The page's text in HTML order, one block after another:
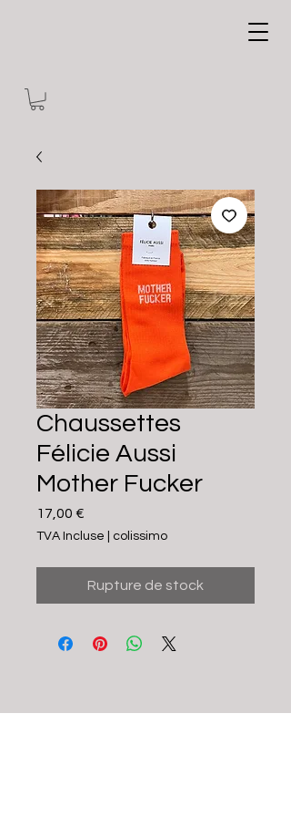
Chaussettes
Félicie Aussi
Mother Fucker
17,00 €
TVA Incluse colissimo
Rupture de stock